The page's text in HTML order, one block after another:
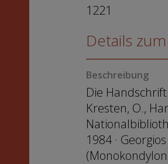
1221
Details
Beschreibung
Die
Kresten, O.,
1984 ·